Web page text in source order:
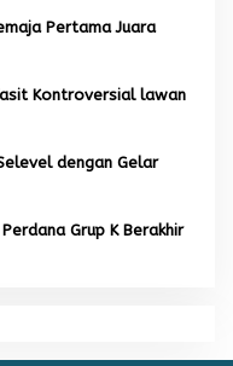
Pertama Juara
Kontroversial lawan
dengan Gelar
Grup K Berakhir